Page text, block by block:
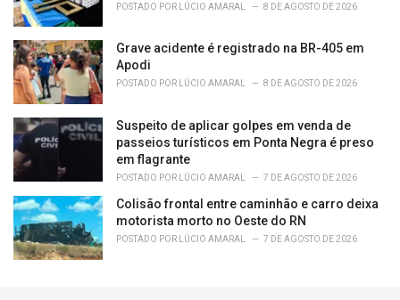
POSTADO POR LÚCIO AMARAL 8 DE AGOSTO DE 2026
Grave acidente é registrado na BR-405 em
Apodi
POSTADO POR LÚCIO AMARAL 8 DE AGOSTO DE 2026
Suspeito de aplicar golpes em venda de
passeios turísticos em Ponta Negra é preso
em flagrante
POSTADO POR LÚCIO AMARAL 7 DE AGOSTO DE 2026
Colisão frontal entre caminhão e carro deixa
motorista morto no Oeste do RN
POSTADO POR LÚCIO AMARAL 7 DE AGOSTO DE 2026